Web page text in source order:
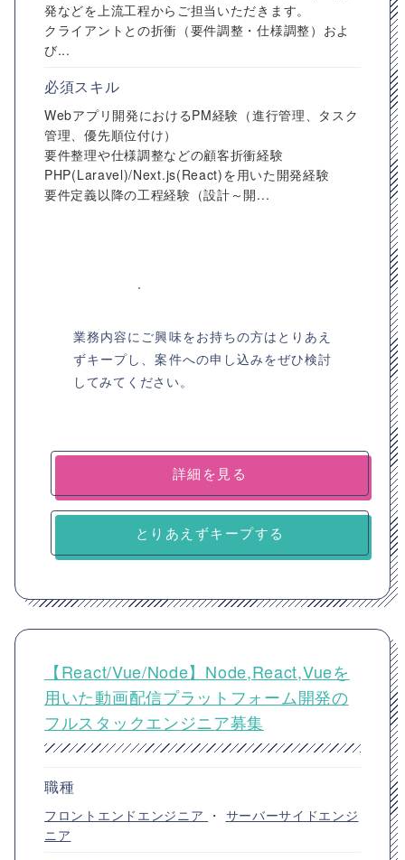
発などを上流工程からご担当いただきます。
クライアントとの折衝（要件調整・仕様調整）およ
び...
必須スキル
Webアプリ開発におけるPM経験（進行管理、タスク
管理、優先順位付け）
要件整理や仕様調整などの顧客折衝経験
PHP(Laravel)/Next.js(React)を用いた開発経験
要件定義以降の工程経験（設計～開...
業務内容にご興味をお持ちの方はとりあえ
ずキープし、案件への申し込みをぜひ検討
してみてください。
詳細を見る
とりあえずキープする
【React/Vue/Node】Node,React,Vueを
用いた動画配信プラットフォーム開発の
フルスタックエンジニア募集
職種
フロントエンドエンジニア ・ サーバーサイドエンジ
ニア